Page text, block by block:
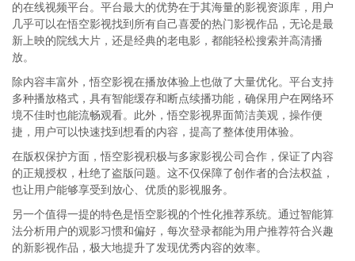
的在线视频平台。平台最大的优势在于其海量的影视资源库，用户
几乎可以在悟空影视找到所有自己喜爱的热门影视作品，无论是最
新上映的院线大片，还是经典的老电影，都能轻松搜索并高清播
放。
除内容丰富外，悟空影视在播放体验上也做了大量优化。平台支持
多种播放格式，具有智能缓存和断点续播功能，确保用户在网络环
境不佳时也能流畅观看。此外，悟空影视界面简洁美观，操作便
捷，用户可以快速找到想看的内容，提高了整体使用体验。
在版权保护方面，悟空影视积极与多家影视公司合作，保证了内容
的正规授权，杜绝了盗版问题。这不仅保障了创作者的合法权益，
也让用户能够享受到放心、优质的影视服务。
另一个值得一提的特色是悟空影视的个性化推荐系统。通过智能算
法分析用户的观影习惯和偏好，每次登录都能为用户推荐符合兴趣
的新影视作品，极大地提升了发现优秀内容的效率。